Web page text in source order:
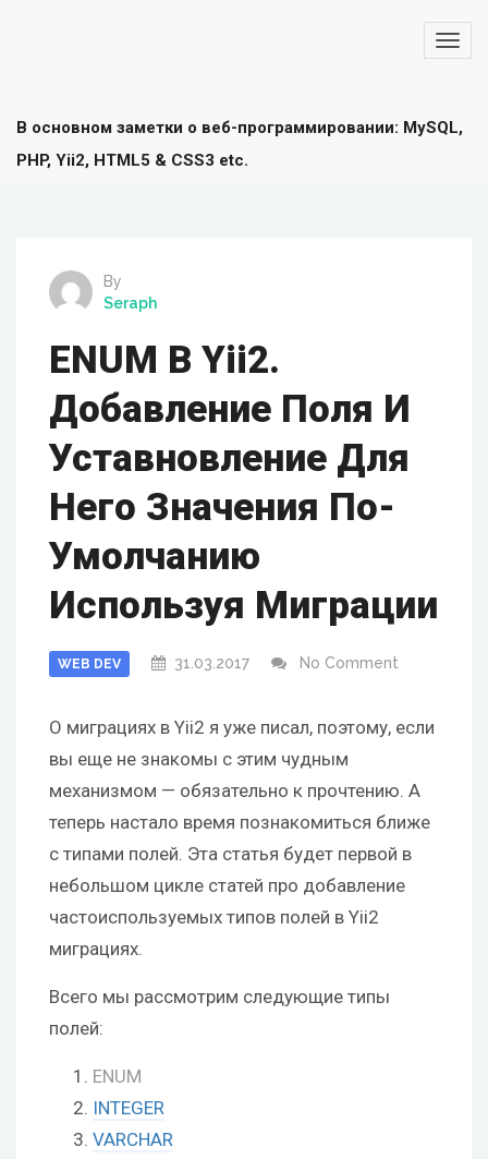
В основном заметки о веб-программировании: MySQL,
PHP, Yii2, HTML5 & CSS3 etc.
By
Seraph
ENUM В Yii2.
Добавление Поля И
Уставновление Для
Него Значения По-
Умолчанию
Используя Миграции
WEB DEV 31.03.2017 No Comment
О миграциях в Yii2 я уже писал, поэтому, если
вы еще не знакомы с этим чудным
механизмом — обязательно к прочтению. А
теперь настало время познакомиться ближе
с типами полей. Эта статья будет первой в
небольшом цикле статей про добавление
частоиспользуемых типов полей в Yii2
миграциях.
Всего мы рассмотрим следующие типы
полей:
ENUM
INTEGER
VARCHAR